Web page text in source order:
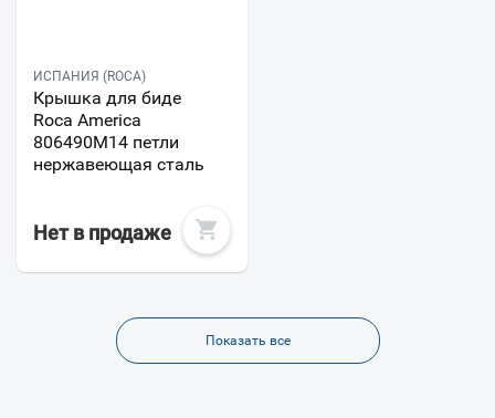
ИСПАНИЯ (ROCA)
Крышка для биде
Roca America
806490M14 петли
нержавеющая сталь
Нет в продаже
Показать все